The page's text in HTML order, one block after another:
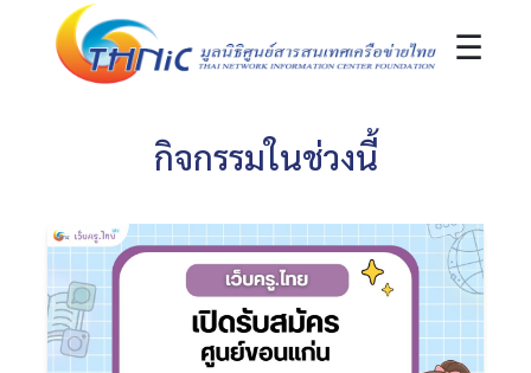
☰
กิจกรรมในช่วงนี้